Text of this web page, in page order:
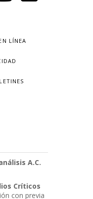
LÍNEA
A.C.
Críticos
con previa